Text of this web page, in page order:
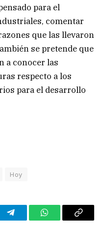
para el
comentar
que las llevaron
se pretende que
a conocer las
respecto a los
para el desarrollo
Hoy
TelegramWhatsAppCopy